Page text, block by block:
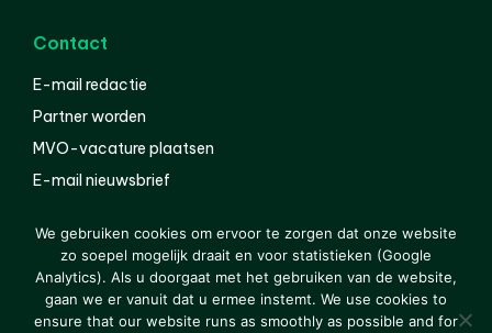
Contact
E-mail redactie
Partner worden
MVO-vacature plaatsen
E-mail nieuwsbrief
© 2000-2026 Van der Molen EIS Colofon
Disclaimer
Privacy
We gebruiken cookies om ervoor te zorgen dat onze website
zo soepel mogelijk draait en voor statistieken (Google
Analytics). Als u doorgaat met het gebruiken van de website,
gaan we er vanuit dat u ermee instemt. We use cookies to
ensure that our website runs as smoothly as possible and for